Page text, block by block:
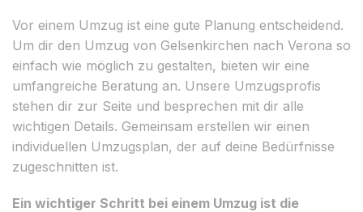
Vor einem Umzug ist eine gute Planung entscheidend.
Um dir den Umzug von Gelsenkirchen nach Verona so
einfach wie möglich zu gestalten, bieten wir eine
umfangreiche Beratung an. Unsere Umzugsprofis
stehen dir zur Seite und besprechen mit dir alle
wichtigen Details. Gemeinsam erstellen wir einen
individuellen Umzugsplan, der auf deine Bedürfnisse
zugeschnitten ist.
Ein wichtiger Schritt bei einem Umzug ist die